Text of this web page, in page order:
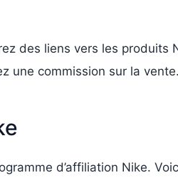
des liens vers les produits
une commission sur la vente.
d’affiliation Nike.